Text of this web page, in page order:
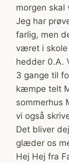
morgen
Jeg har
farlig, men
været i skole
hedder 0.A.
3 gange til
kæmpe telt
sommerhus
vi også
Det bliver
glæder os
Hej Hej fra